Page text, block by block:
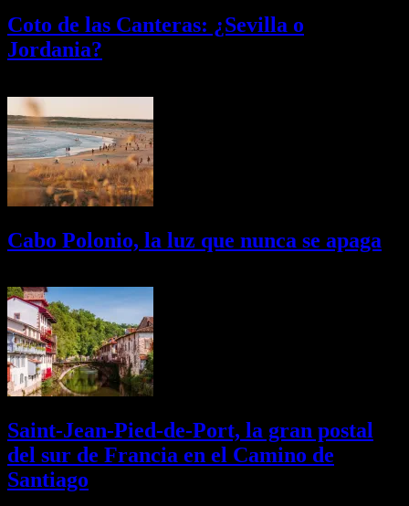
Coto de las Canteras: ¿Sevilla o
Jordania?
Cabo Polonio, la luz que nunca se apaga
Saint-Jean-Pied-de-Port, la gran postal
del sur de Francia en el Camino de
Santiago